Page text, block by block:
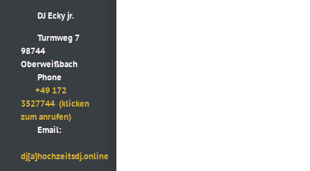
DJ Ecky jr.
Turmweg 7
98744
Oberweißbach
Phone
+49 172
3527744 (klicken
zum anrufen)
Email:
dj[a]hochzeitsdj.online